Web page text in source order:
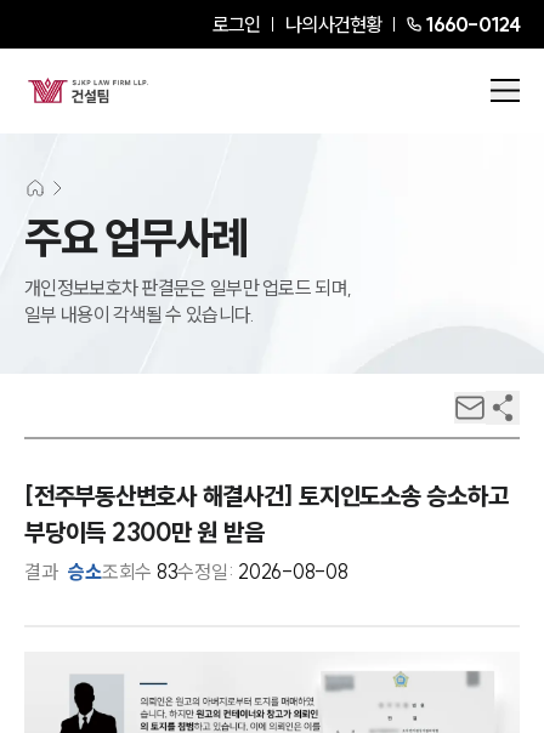
로그인 나의사건현황 1660-0124
주요 업무사례
개인정보보호차 판결문은 일부만 업로드 되며,
일부 내용이 각색될 수 있습니다.
[전주부동산변호사 해결사건] 토지인도소송 승소하고
부당이득 2300만 원 받음
결과 승소조회수 83수정일: 2026-08-08